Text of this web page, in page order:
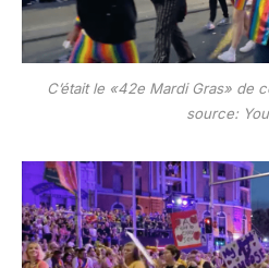
C’était le «42e Mardi Gras» de
source: